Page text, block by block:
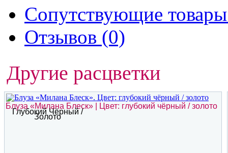
Сопутствующие
Отзывов (0)
Другие расцветки
Блуза «Милана Блеск» | Цвет: глубокий чёрный / золото
Глубокий Чёрный /
Золото